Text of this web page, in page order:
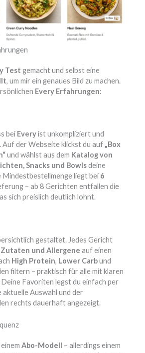
Test gemacht und selbst eine
, um mir ein genaues Bild zu machen.
Every Erfahrungen:
bei Everyist unkompliziert und
Auf der Webseite klickst du auf„Box
und wählst aus dem Katalog von
Snacks und Bowlsdeine
Mindestbestellmenge liegt bei 6
– ab 8 Gerichten entfallen die
sich preislich deutlich lohnt.
gestaltet. Jedes Gericht
und Allergene auf einen
High Protein, Lower Carbund
filtern – praktisch für alle mit klaren
Favoriten legst du einfach per
aktuelle Auswahl und der
rechts dauerhaft angezeigt.
Abo-Modell – allerdings einem